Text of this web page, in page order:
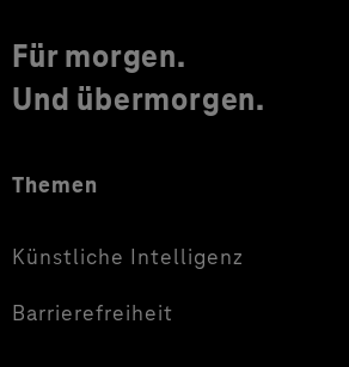
Für morgen.
Und übermorgen.
Themen
Künstliche Intelligenz
Barrierefreiheit